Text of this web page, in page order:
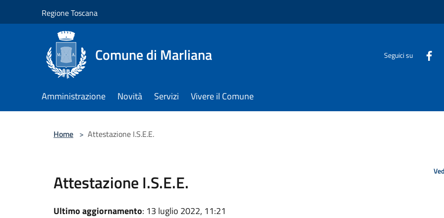
Regione Toscana
Comune di Marliana Seguici su
Amministrazione Novità Servizi Vivere il Comune
Home > Attestazione I.S.E.E.
Attestazione I.S.E.E.
Ultimo aggiornamento: 13 luglio 2022, 11:21